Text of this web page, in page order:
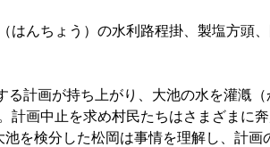
んちょう）の水利路程掛、製塩方頭
計画が持ち上がり、大池の水を灌漑
計画中止を求め村民たちはさまざまに
を検分した松岡は事情を理解し、計